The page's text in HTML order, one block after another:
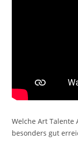
Welche Art
besonders gut